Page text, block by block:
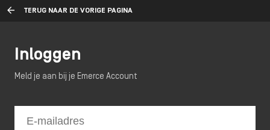
TERUG NAAR DE VORIGE PAGINA
Inloggen
Meld je aan bij je Emerce Account